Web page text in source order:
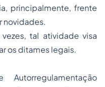
principalmente, frente
novidades.
tal atividade visa
os ditames legais.